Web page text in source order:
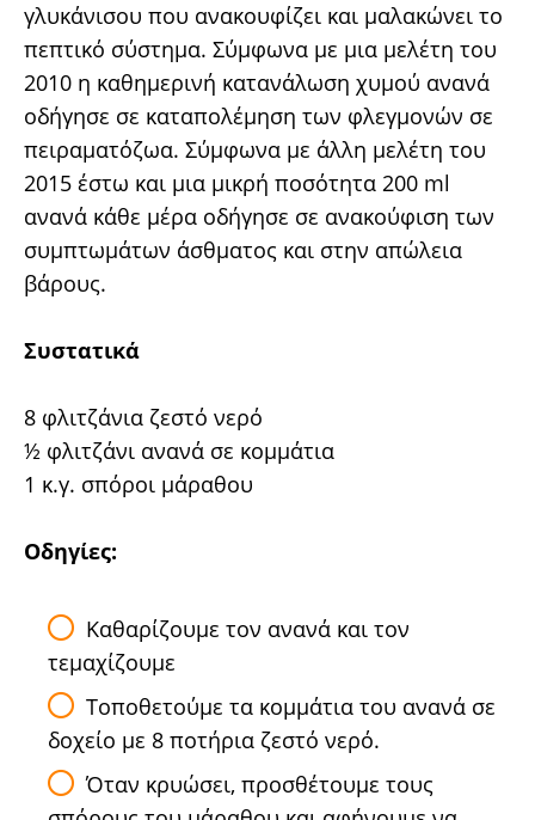
γλυκάνισου που ανακουφίζει και μαλακώνει το
πεπτικό σύστημα. Σύμφωνα με μια μελέτη του
2010 η καθημερινή κατανάλωση χυμού ανανά
οδήγησε σε καταπολέμηση των φλεγμονών σε
πειραματόζωα. Σύμφωνα με άλλη μελέτη του
2015 έστω και μια μικρή ποσότητα 200 ml
ανανά κάθε μέρα οδήγησε σε ανακούφιση των
συμπτωμάτων άσθματος και στην απώλεια
βάρους.
Συστατικά
8 φλιτζάνια ζεστό νερό
½ φλιτζάνι ανανά σε κομμάτια
1 κ.γ. σπόροι μάραθου
Οδηγίες:
Καθαρίζουμε τον ανανά και τον
τεμαχίζουμε
Τοποθετούμε τα κομμάτια του ανανά σε
δοχείο με 8 ποτήρια ζεστό νερό.
Όταν κρυώσει, προσθέτουμε τους